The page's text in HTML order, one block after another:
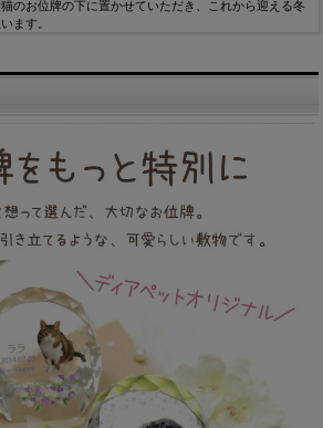
のお位牌の下に置かせていただき、これから迎える冬
ます。